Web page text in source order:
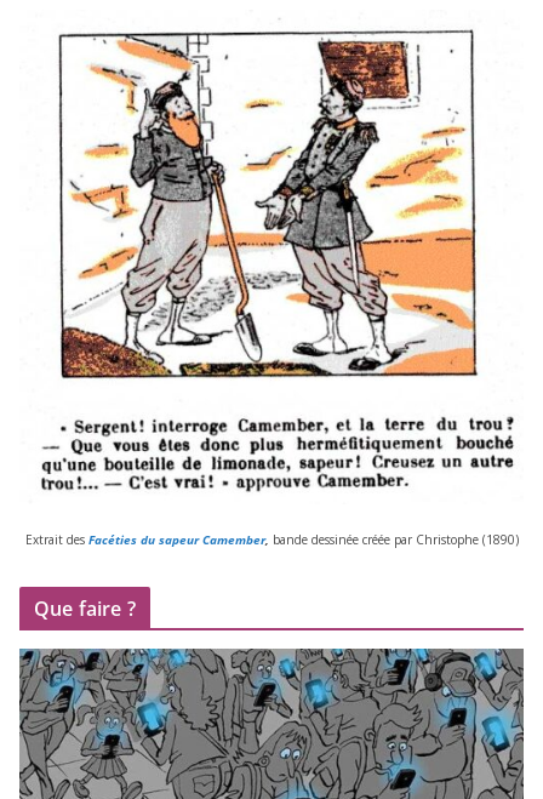
Extrait desFacéties du sapeur Camember, bande des­si­née créée par Christophe (1890)
Que faire ?